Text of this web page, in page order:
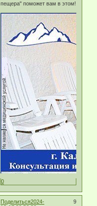
пещера" поможет вам в этом!
0
Поделиться 9
2024-